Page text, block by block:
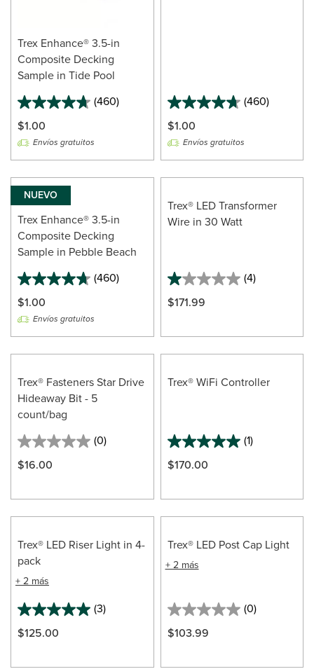
Trex Enhance® 3.5-in
Composite Decking
Sample in Tide Pool
(460)
$1.00
Envíos gratuitos
(460)
$1.00
Envíos gratuitos
NUEVO
Trex Enhance® 3.5-in
Composite Decking
Sample in Pebble Beach
(460)
$1.00
Envíos gratuitos
Trex® LED Transformer
Wire in 30 Watt
(4)
1.0
out
stars.
4
$171.99
Trex® Fasteners Star Drive
Hideaway Bit - 5
count/bag
(0)
0.0
out
stars.
$16.00
Trex® WiFi Controller
(1)
5.0
out
stars.
1
$170.00
Trex® LED Riser Light in 4-
pack
+ 2 más
(3)
$125.00
Trex® LED Post Cap Light
+ 2 más
(0)
$103.99